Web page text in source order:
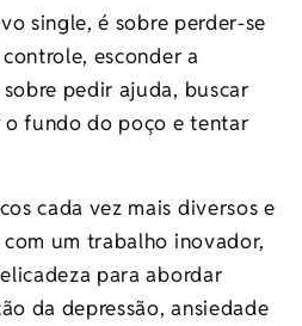
single, é sobre perder-se
esconder a
pedir ajuda, buscar
o fundo do poço e tentar
cada vez mais diversos e
um trabalho inovador,
para abordar
da depressão, ansiedade